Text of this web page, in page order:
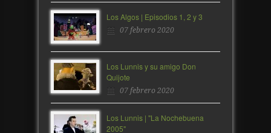
Los Algos | Episodios 1, 2 y 3
07 febrero 2020
Los Lunnis y su amigo Don
Quijote
07 febrero 2020
Los Lunnis | "La Nochebuena
2005"